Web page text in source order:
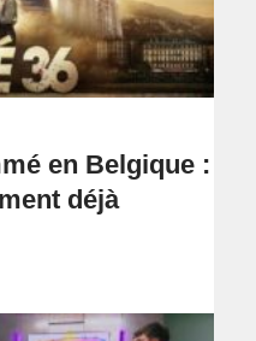
en Belgique :
déjà